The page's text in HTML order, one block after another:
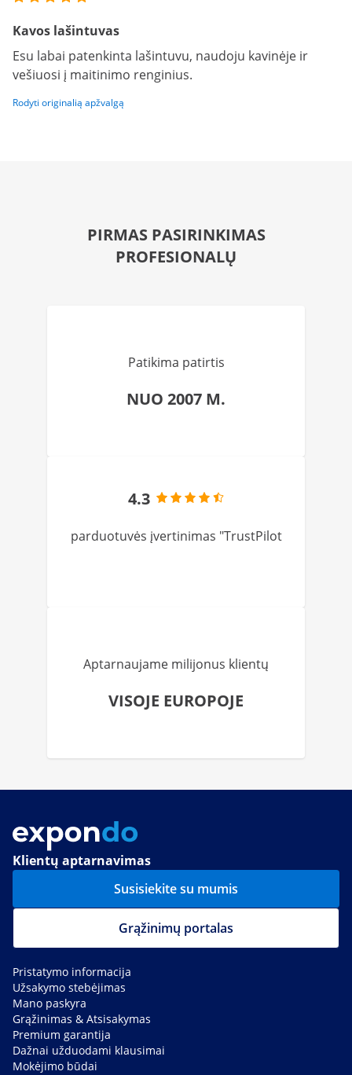
Kavos lašintuvas
Esu labai patenkinta lašintuvu, naudoju kavinėje ir
vešiuosi į maitinimo renginius.
Rodyti originalią apžvalgą
PIRMAS PASIRINKIMAS
PROFESIONALŲ
Patikima patirtis
NUO 2007 M.
4.3
parduotuvės įvertinimas "TrustPilot
Aptarnaujame milijonus klientų
VISOJE EUROPOJE
Klientų aptarnavimas
Susisiekite su mumis
Grąžinimų portalas
Pristatymo informacija
Užsakymo stebėjimas
Mano paskyra
Grąžinimas & Atsisakymas
Premium garantija
Dažnai užduodami klausimai
Mokėjimo būdai